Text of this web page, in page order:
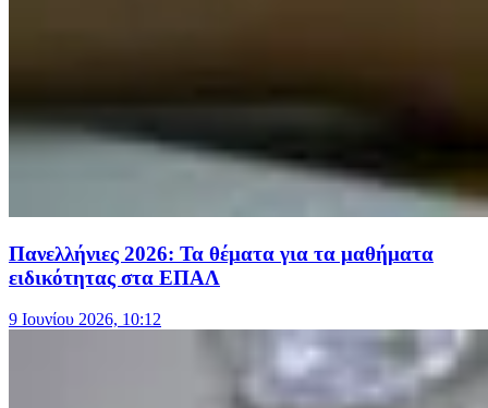
Πανελλήνιες 2026: Τα θέματα για τα μαθήματα
ειδικότητας στα ΕΠΑΛ
9 Ιουνίου 2026, 10:12